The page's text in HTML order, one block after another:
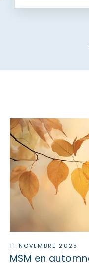
11 NOVEMBRE 2025
MSM en